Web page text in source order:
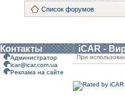
Список форумов
Контакты iCAR -
Администратор
icar@icar.com.ua
Реклама на сайте
При